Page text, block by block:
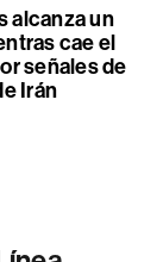
alcanza un
cae el
señales de
Irán